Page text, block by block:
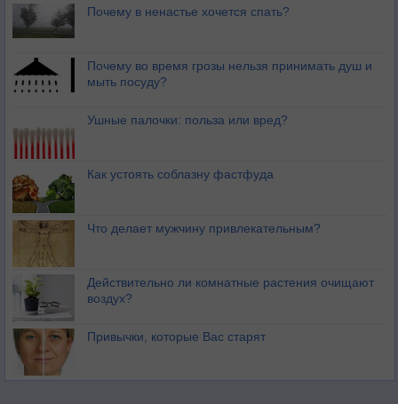
Почему в ненастье хочется спать?
Почему во время грозы нельзя принимать душ и
мыть посуду?
Ушные палочки: польза или вред?
Как устоять соблазну фастфуда
Что делает мужчину привлекательным?
Действительно ли комнатные растения очищают
воздух?
Привычки, которые Вас старят